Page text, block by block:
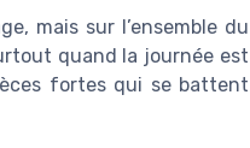
mais sur l’ensemble du
quand la journée est
fortes qui se battent